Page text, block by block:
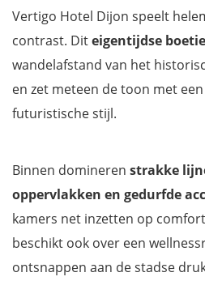
Vertigo Hotel Dijon speelt
contrast. Diteigentijdse
wandelafstand van het
en zet meteen de toon met
futuristische stijl.
Binnen domineren strakke
oppervlakken en gedurfde
kamers net inzetten op
beschikt ook over een
ontsnappen aan de stadse